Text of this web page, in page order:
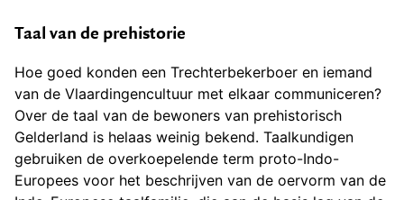
Taal van de prehistorie
Hoe goed konden een Trechterbekerboer en iemand
van de Vlaardingencultuur met elkaar communiceren?
Over de taal van de bewoners van prehistorisch
Gelderland is helaas weinig bekend. Taalkundigen
gebruiken de overkoepelende term proto-Indo-
Europees voor het beschrijven van de oervorm van de